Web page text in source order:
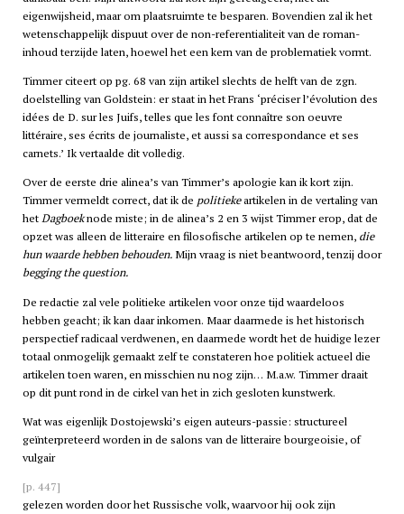
eigenwijsheid, maar om plaatsruimte te besparen. Bovendien zal ik het
wetenschappelijk dispuut over de non-referentialiteit van de roman-
inhoud terzijde laten, hoewel het een kern van de problematiek vormt.
Timmer citeert op pg. 68 van zijn artikel slechts de helft van de zgn.
doelstelling van Goldstein: er staat in het Frans ‘préciser l’évolution des
idées de D. sur les Juifs, telles que les font connaître son oeuvre
littéraire, ses écrits de journaliste, et aussi sa correspondance et ses
carnets.’ Ik vertaalde dit volledig.
Over de eerste drie alinea’s van Timmer’s apologie kan ik kort zijn.
Timmer vermeldt correct, dat ik de politiekeartikelen in de vertaling van
hetDagboeknode miste; in de alinea’s 2 en 3 wijst Timmer erop, dat de
opzet was alleen de litteraire en filosofische artikelen op te nemen, die
hun waarde hebben behouden.Mijn vraag is niet beantwoord, tenzij door
begging the question.
De redactie zal vele politieke artikelen voor onze tijd waardeloos
hebben geacht; ik kan daar inkomen. Maar daarmede is het historisch
perspectief radicaal verdwenen, en daarmede wordt het de huidige lezer
totaal onmogelijk gemaakt zelf te constateren hoe politiek actueel die
artikelen toen waren, en misschien nu nog zijn… M.a.w. Timmer draait
op dit punt rond in de cirkel van het in zich gesloten kunstwerk.
Wat was eigenlijk Dostojewski’s eigen auteurs-passie: structureel
geïnterpreteerd worden in de salons van de litteraire bourgeoisie, of
vulgair
[p. 447]
gelezen worden door het Russische volk, waarvoor hij ook zijn